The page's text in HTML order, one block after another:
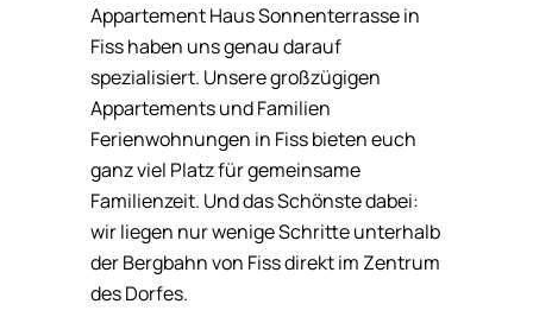
Appartement Haus Sonnenterrasse in
Fiss haben uns genau darauf
spezialisiert. Unsere großzügigen
Appartements und Familien
Ferienwohnungen in Fiss bieten euch
ganz viel Platz für gemeinsame
Familienzeit. Und das Schönste dabei:
wir liegen nur wenige Schritte unterhalb
der Bergbahn von Fiss direkt im Zentrum
des Dorfes.